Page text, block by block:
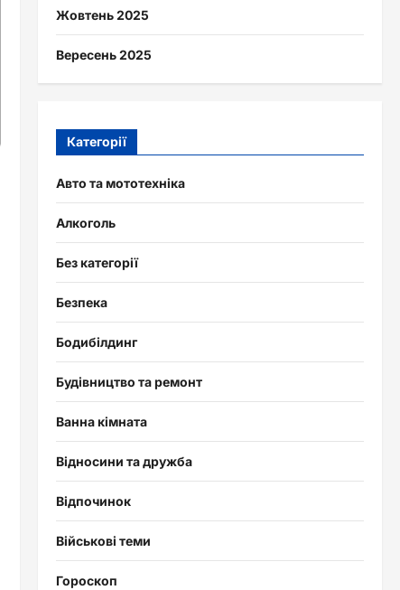
Жовтень 2025
Вересень 2025
Категорії
Авто та мототехніка
Алкоголь
Без категорії
Безпека
Бодибілдинг
Будівництво та ремонт
Ванна кімната
Відносини та дружба
Відпочинок
Військові теми
Гороскоп